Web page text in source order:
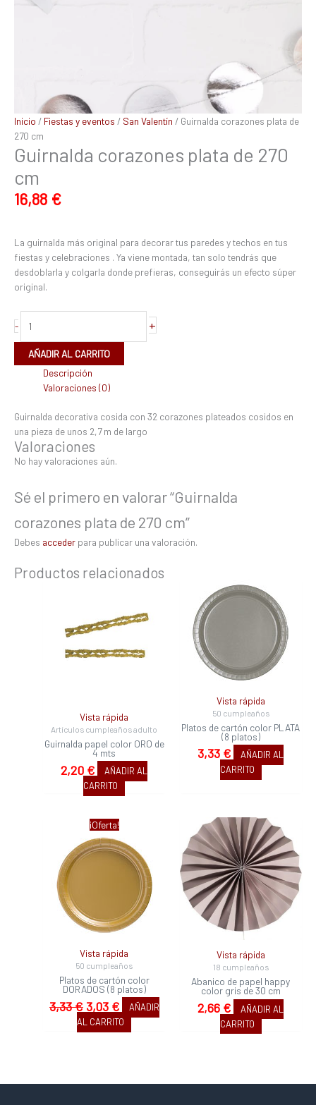
Inicio / Fiestas y eventos / San Valentín / Guirnalda corazones plata de
270 cm
Guirnalda corazones plata de 270
cm
16,88 €
La guirnalda más original para decorar tus paredes y techos en tus
fiestas y celebraciones . Ya viene montada, tan solo tendrás que
desdoblarla y colgarla donde prefieras, conseguirás un efecto súper
original.
- +
AÑADIR AL CARRITO
Descripción
Valoraciones (0)
Guirnalda decorativa cosida con 32 corazones plateados cosidos en
una pieza de unos 2,7 m de largo
Valoraciones
No hay valoraciones aún.
Sé el primero en valorar “Guirnalda
corazones plata de 270 cm”
Debes acceder para publicar una valoración.
Productos relacionados
Vista rápida
Artículos cumpleaños adulto
Guirnalda papel color ORO de
4 mts
2,20 €
AÑADIR AL
CARRITO
Vista rápida
50 cumpleaños
Platos de cartón color PLATA
(8 platos)
3,33 €
AÑADIR AL
CARRITO
¡Oferta!
Vista rápida
50 cumpleaños
Platos de cartón color
DORADOS (8 platos)
3,33€
El
precio
original
3,03 €
precio
actual
es:
3,03 €.
AÑADIR
AL CARRITO
Vista rápida
18 cumpleaños
Abanico de papel happy
color gris de 30 cm
2,66 €
AÑADIR AL
CARRITO